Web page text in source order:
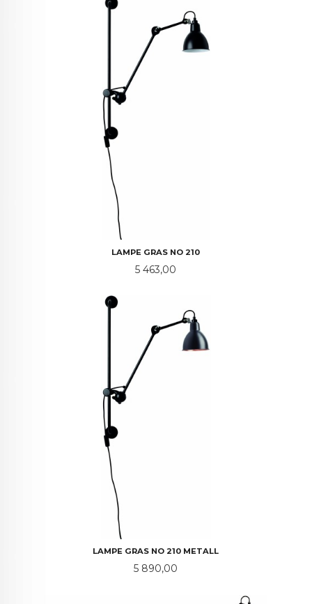
LAMPE GRAS NO 210
Pris
5 463,00
LAMPE GRAS NO 210 METALL
Pris
5 890,00